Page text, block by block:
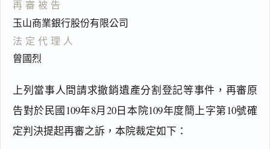
再審被告
玉山商業銀行股份有限公司
法定代理人
曾國烈
上列當事人間請求撤銷遺產分割登記等事件，再審原
告對於民國109年8月20日本院109年度簡上字第10號確
定判決提起再審之訴，本院裁定如下：